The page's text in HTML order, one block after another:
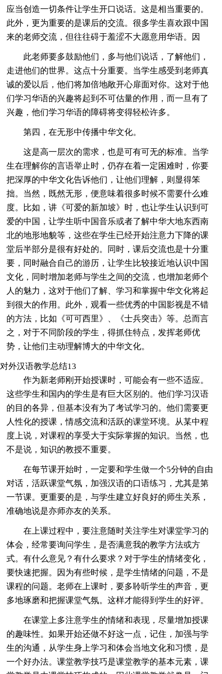
应当创造一切条件让学生开口说话。这是相当重要的。
此外，更为重要的是课后的交流。很多学生喜欢跟中国
来的老师交流，但往往碍于羞涩不大愿意用华语。因
此老师要多鼓励他们，多与他们说话，了解他们，
走进他们的世界。这点十分重要。当学生感受到老师真
诚的爱以后，他们将加倍地敞开心扉面对你。这对于他
们学习华语的兴趣将起到不可估量的作用，而一旦有了
兴趣，他们学习华语的障碍将变得轻松许多。
第四，在无形中传播中华文化。
这是高一层次的需求，也是可有可无的标准。当学
生在理解你的言语举止时，仍存在着一定困难时，你要
把深厚的中华文化告诉他们，让他们理解，则显得笨
拙。当然，既然无形，便意味着很多时候不需要什么难
度。比如，讲《可爱的新加坡》时，也让学生认识到可
爱的中国，让学生听中国音乐或者了解中华大地东西南
北的地形地貌等，这些在学生已经开始注意力下降的课
堂后半部分是很有好处的。同时，课后交流也是十分重
要，同时融合自己的游历，让学生比较接近地认识中国
文化，同时增加老师与学生之间的交流，也增加老师个
人的魅力，这对于他们了解、学习和掌握中华文化将起
到很大的作用。此外，观看一些优秀的中国影视是不错
的方法，比如《可可西里》、《士兵突击》等。总而言
之，对于不同阶段的学生，得抓住特点，发挥老师优
势，让他们主动理解博大的中华文化。
对外汉语教学总结13
作为新老师刚开始授课时，可能会有一些不适应。
这些学生和国内的学生是有巨大区别的。他们学习汉语
的目的各异，但基本没有为了考试学习的。他们需要更
人性化的授课，情感交流和活跃的课堂环境。从某中程
度上说，对课程的享受大于实际掌握的知识。当然，也
不是说，知识的教授不重要。
在每节课开始时，一定要和学生做一个5分钟的自由
对话，活跃课堂气氛，加强汉语的口语练习，尤其是第
一节课。更重要的是，与学生建立好良好的师生关系，
准确地说是亦师亦友的关系。
在上课过程中，要注意随时关注学生对课堂学习的
体会，经常要询问学生，是否满意我的教学方法或方
式。有什么意见？有什么要求？对于学生的情绪变化，
要快速把握。因为有些时候，是学生情绪的问题，不是
课程的问题。老师在上课时，要多聆听学生的声音，更
多地琢磨和把握课堂气氛。这样才能得到学生的好评。
在课堂上多注意学生的情绪和表现，尽量增加授课
的趣味性。如果开始还做不好这一点，记住，加强与学
生的沟通，从学生身上学习和体会当地文化和习惯，是
一个好办法。课堂教学技巧是课堂教学的基本元素，课